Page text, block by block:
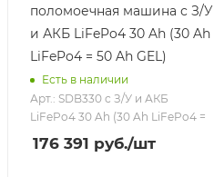
поломоечная машина с З/У
и АКБ LiFePo4 30 Ah (30 Ah
LiFePo4 = 50 Ah GEL)
Есть в наличии
Арт.: SDB330 с З/У и АКБ
LiFePo4 30 Ah (30 Ah LiFePo4 =
176 391 руб./шт